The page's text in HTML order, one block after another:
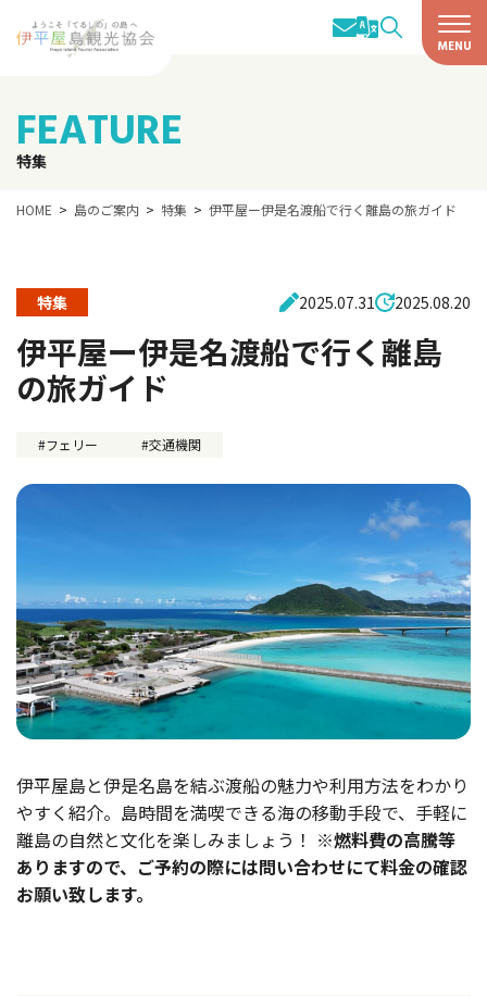
FEATURE
特集
HOME 島のご案内 特集 伊平屋ー伊是名渡船で行く離島の旅ガイド
特集 2025.07.31 2025.08.20
伊平屋ー伊是名渡船で行く離島
の旅ガイド
フェリー 交通機関
伊平屋島と伊是名島を結ぶ渡船の魅力や利用方法をわかり
やすく紹介。島時間を満喫できる海の移動手段で、手軽に
離島の自然と文化を楽しみましょう！ ※燃料費の高騰等
ありますので、ご予約の際には問い合わせにて料金の確認
お願い致します。